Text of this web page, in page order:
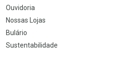
Ouvidoria
Nossas Lojas
Bulário
Sustentabilidade